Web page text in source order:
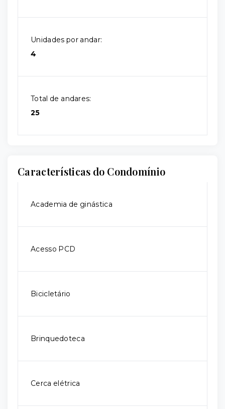
Unidades por andar:
4
Total de andares:
25
Características do Condomínio
Academia de ginástica
Acesso PCD
Bicicletário
Brinquedoteca
Cerca elétrica